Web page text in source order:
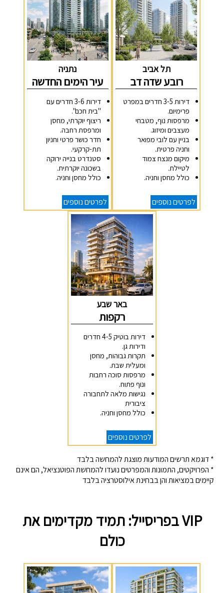
תל אביב
רובע שדה דב
דירות 3-5 חדרים במפרט
פרימיום.
מרפסות נוף, מטבחי
מעצבים ומיזוג.
בניין עם לובי מפואר
וחניה פרטית.
מיקום מנצח צמוד
לטיילת.
כולל מחסן וחניה.
לפרטים נוספים
נתניה
עיר הימים החדשה
דירות 3-6 חדרים עם
"בית חכם".
ריצוף יוקרתי, מחסן
ומרפסת רחבה.
חדר כושר פרטי וחניון
תת-קרקעי.
סטנדרט בנייה ירוקה
בשכונה יוקרתית.
כולל מחסן וחניה.
לפרטים נוספים
באר שבע
רקפות
דירות בוטיק 4-5 חדרים
ודירות גן.
תקרות גבוהות, מחסן
ומעלית שבת.
מרפסות סוכה רחבות
ונוף פתוח.
נגישות מלאה לתחבורה
ציבורית
כולל מחסן וחניה.
לפרטים נוספים
* דוגמא תרשים המודעות מוצגת להמחשה בלבד
* הפרויקטים, התמונות והמפרטים נועדו להמחשת הפוטנציאל, הם אינם
קיימים במציאות והן בבחינת אילוסטרציה בלבד
VIP בפריסייל: תמיד מקדימים את
כולם